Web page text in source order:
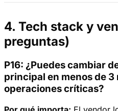
4. Tech stack y
preguntas)
P16: ¿Puedes cambiar
principal en menos de
operaciones críticas?